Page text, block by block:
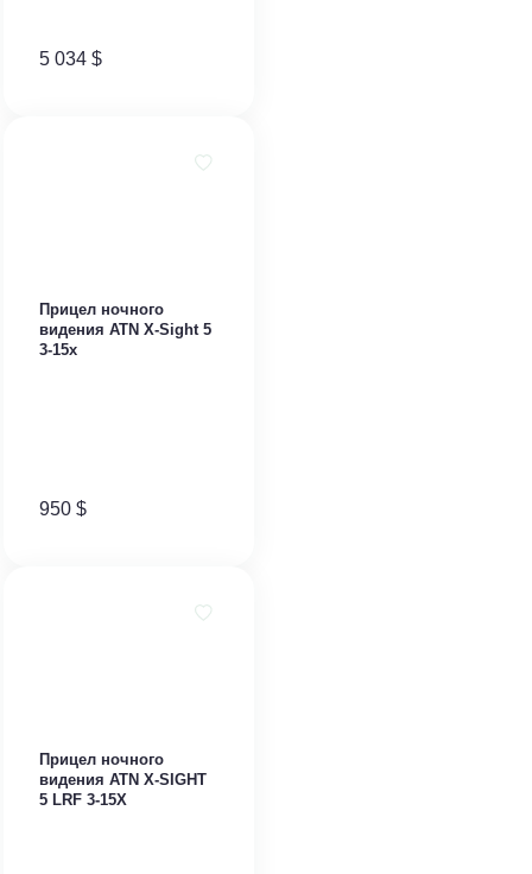
5 034 $
Прицел ночного
видения ATN X-Sight 5
3-15x
950 $
Прицел ночного
видения ATN X-SIGHT
5 LRF 3-15X